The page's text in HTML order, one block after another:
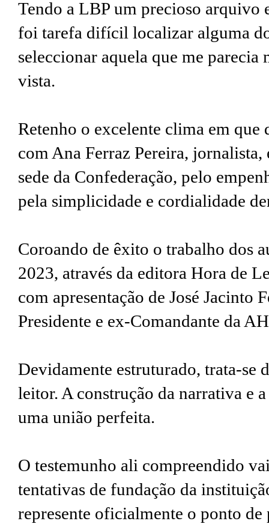
Tendo a LBP um precioso arquivo
foi tarefa difícil localizar alguma
seleccionar aquela que me
vista.
Retenho o excelente clima em
com Ana Ferraz Pereira,
sede da Confederação, pelo
pela simplicidade e cordialidade
Coroando de êxito o trabalho dos
2023, através da editora Hora de
com apresentação de José Jacinto
Presidente e ex-Comandante da
Devidamente estruturado, trata-se
leitor. A construção da narrativa e
uma união perfeita.
O testemunho ali compreendido
tentativas de fundação da
represente oficialmente o ponto